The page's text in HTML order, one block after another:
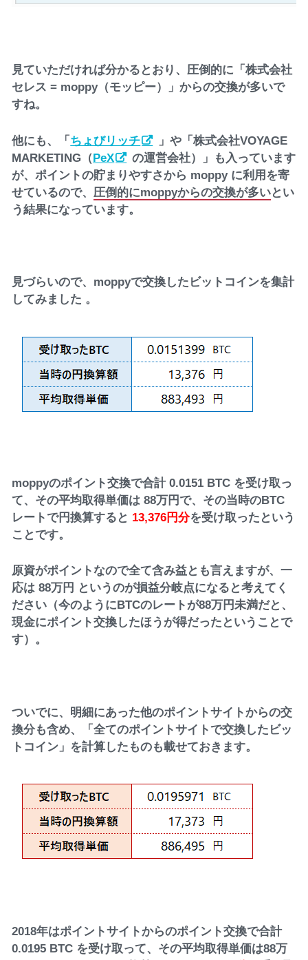
見ていただければ分かるとおり、圧倒的に「株式会社
セレス = moppy（モッピー）」からの交換が多いで
すね。
他にも、「ちょびリッチ
」や「株式会社VOYAGE
MARKETING（PeX
の運営会社）」も入っています
が、ポイントの貯まりやすさから moppy に利用を寄
せているので、 圧倒的にmoppyからの交換が多いとい
う結果になっています。
見づらいので、moppyで交換したビットコインを集計
してみました 。
moppyのポイント交換で合計 0.0151 BTC を受け取っ
て、その平均取得単価は 88万円で、その当時のBTC
レートで円換算すると 13,376円分を受け取ったという
ことです。
原資がポイントなので全て含み益とも言えますが、一
応は 88万円 というのが損益分岐点になると考えてく
ださい（今のようにBTCのレートが88万円未満だと、
現金にポイント交換したほうが得だったということで
す）。
ついでに、明細にあった他のポイントサイトからの交
換分も含め、「全てのポイントサイトで交換したビッ
トコイン」を計算したものも載せておきます。
2018年はポイントサイトからのポイント交換で合計
0.0195 BTC を受け取って、その平均取得単価は88万